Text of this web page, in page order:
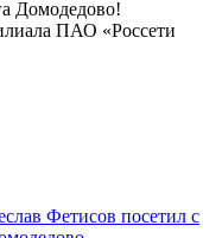
Домодедово!
ПАО «Россети
Фетисов посетил с